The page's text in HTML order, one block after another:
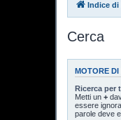
Indice di
Cerca
MOTORE
Ricerca per
Metti un +
essere
parole deve